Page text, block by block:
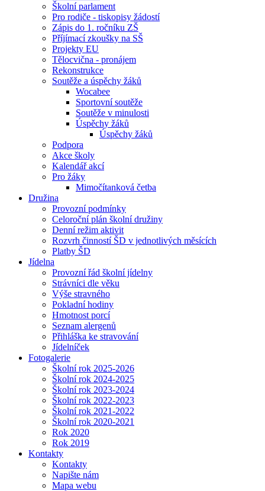
Školní parlament
Pro rodiče - tiskopisy žádostí
Zápis do 1. ročníku ZŠ
Příjímací zkoušky na SŠ
Projekty EU
Tělocvična - pronájem
Rekonstrukce
Soutěže a úspěchy žáků
Wocabee
Sportovní soutěže
Soutěže v minulosti
Úspěchy žáků
Úspěchy žáků
Podpora
Akce školy
Kalendář akcí
Pro žáky
Mimočítanková četba
Družina
Provozní podmínky
Celoroční plán školní družiny
Denní režim aktivit
Rozvrh činností ŠD v jednotlivých měsících
Platby ŠD
Jídelna
Provozní řád školní jídelny
Strávníci dle věku
Výše stravného
Pokladní hodiny
Hmotnost porcí
Seznam alergenů
Přihláška ke stravování
Jídelníček
Fotogalerie
Školní rok 2025-2026
Školní rok 2024-2025
Školní rok 2023-2024
Školní rok 2022-2023
Školní rok 2021-2022
Školní rok 2020-2021
Rok 2020
Rok 2019
Kontakty
Kontakty
Napište nám
Mapa webu